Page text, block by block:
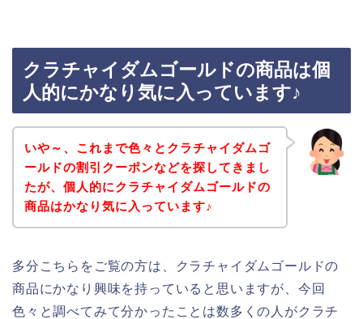
クラチャイダムゴールドの商品は個
人的にかなり気に入っています♪
いや～、これまで色々とクラチャイダムゴ
ールドの割引クーポンなどを探してきまし
たが、個人的にクラチャイダムゴールドの
商品はかなり気に入っています♪
多分こちらをご覧の方は、クラチャイダムゴールドの
商品にかなり興味を持っていると思いますが、今回
色々と調べてみて分かったことは数多くの人がクラチ